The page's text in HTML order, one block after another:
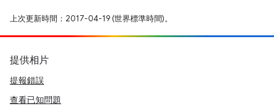
上次更新時間：2017-04-19 (世界標準時間)。
提供相片
提報錯誤
查看已知問題